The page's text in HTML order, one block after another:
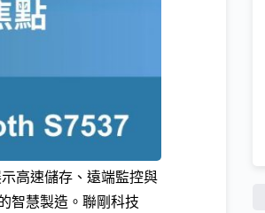
高速儲存、遠端監控與
智慧製造。聯剛科技